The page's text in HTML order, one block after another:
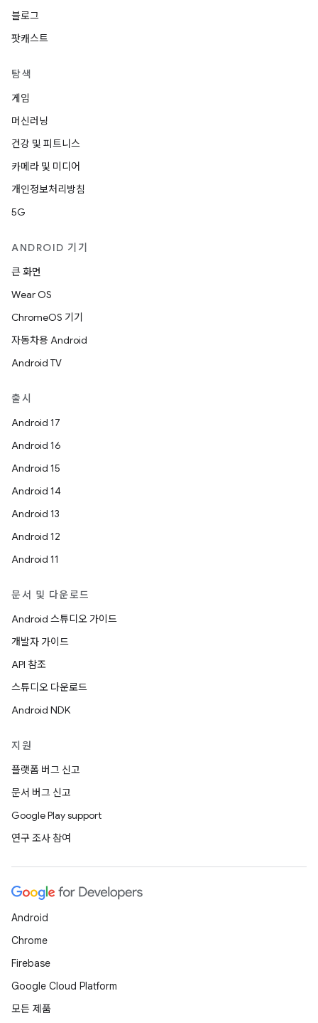
블로그
팟캐스트
탐색
게임
머신러닝
건강 및 피트니스
카메라 및 미디어
개인정보처리방침
5G
ANDROID 기기
큰 화면
Wear OS
ChromeOS 기기
자동차용 Android
Android TV
출시
Android 17
Android 16
Android 15
Android 14
Android 13
Android 12
Android 11
문서 및 다운로드
Android 스튜디오 가이드
개발자 가이드
API 참조
스튜디오 다운로드
Android NDK
지원
플랫폼 버그 신고
문서 버그 신고
Google Play support
연구 조사 참여
Android
Chrome
Firebase
Google Cloud Platform
모든 제품